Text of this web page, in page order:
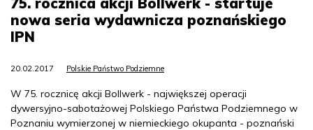
nowa seria wydawnicza poznańskiego
IPN
20.02.2017 Polskie Państwo Podziemne
W 75. rocznicę akcji Bollwerk - największej operacji
dywersyjno-sabotażowej Polskiego Państwa Podziemnego w
Poznaniu wymierzonej w niemieckiego okupanta - poznański